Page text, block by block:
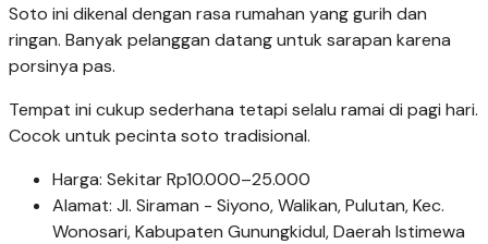
Soto ini dikenal dengan rasa rumahan yang gurih dan
ringan. Banyak pelanggan datang untuk sarapan karena
porsinya pas.
Tempat ini cukup sederhana tetapi selalu ramai di pagi hari.
Cocok untuk pecinta soto tradisional.
Harga: Sekitar Rp10.000–25.000
Alamat: Jl. Siraman - Siyono, Walikan, Pulutan, Kec.
Wonosari, Kabupaten Gunungkidul, Daerah Istimewa